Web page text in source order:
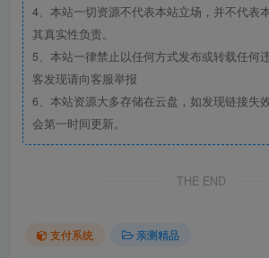
4、本站一切资源不代表本站立场，并不代表
其真实性负责。
5、本站一律禁止以任何方式发布或转载任何
客发现请向客服举报
6、本站资源大多存储在云盘，如发现链接失
会第一时间更新。
THE END
支付系统 亲测精品